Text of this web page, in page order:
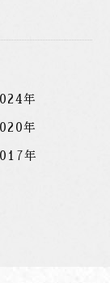
年
年
年